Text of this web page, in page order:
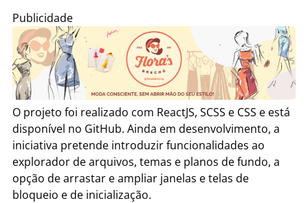
Publicidade
O projeto foi realizado com ReactJS, SCSS e CSS e está
disponível no GitHub. Ainda em desenvolvimento, a
iniciativa pretende introduzir funcionalidades ao
explorador de arquivos, temas e planos de fundo, a
opção de arrastar e ampliar janelas e telas de
bloqueio e de inicialização.